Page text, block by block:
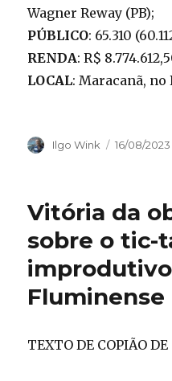
Wagner Reway (PB);
PÚBLICO: 65.310
RENDA: R$
LOCAL: Maracanã, no
Autor
Ilgo Wink
Publicado
16/08/2023
Vitória da
sobre o tic-
Fluminense
TEXTO DE COPIÃO